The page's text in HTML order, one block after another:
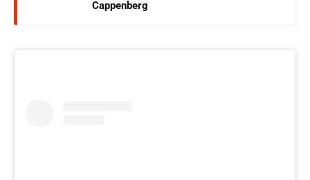
Cappenberg